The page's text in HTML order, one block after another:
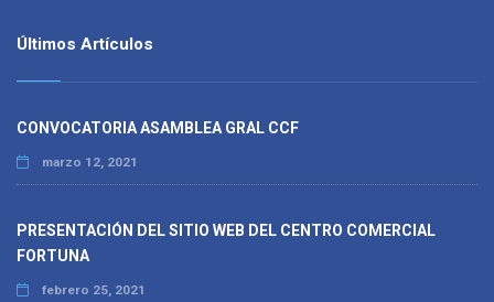
Últimos Artículos
CONVOCATORIA ASAMBLEA GRAL CCF
marzo 12, 2021
PRESENTACIÓN DEL SITIO WEB DEL CENTRO COMERCIAL
FORTUNA
febrero 25, 2021